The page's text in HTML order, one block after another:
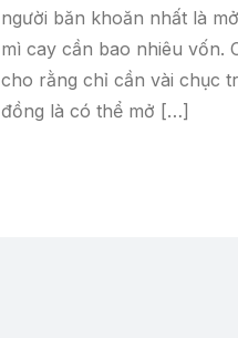
người băn khoăn nhất là
mì cay cần bao nhiêu vốn.
cho rằng chỉ cần vài chục
đồng là có thể mở […]